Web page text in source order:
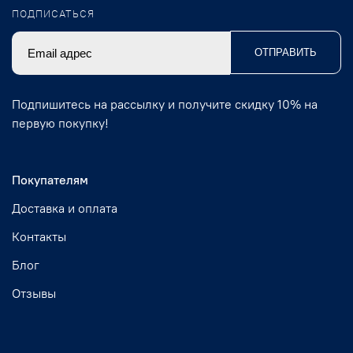
Покупателям
Доставка и оплата
Контакты
Блог
Отзывы
ПОДПИСАТЬСЯ
ОТПРАВИТЬ
Подпишитесь на рассылку и получите скидку 10% на
первую покупку!